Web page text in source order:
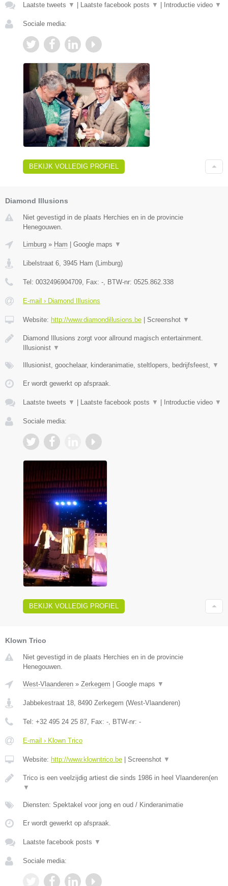
Laatste tweets ▼ Laatste facebook posts ▼ Introductie video ▼
Sociale media:
BEKIJK VOLLEDIG PROFIEL
Diamond Illusions
Niet gevestigd in de plaats Herchies en in de provincie
Henegouwen.
Limburg » Ham Google maps ▼
Libelstraat 6, 3945 Ham (Limburg)
Tel: 0032496904709, Fax: -, BTW-nr: 0525.862.338
E-mail › Diamond Illusions
Website: http://www.diamondillusions.be Screenshot ▼
Diamond Illusions zorgt voor allround magisch entertainment.
Illusionist ▼
Illusionist, goochelaar, kinderanimatie, steltlopers, bedrijfsfeest, ▼
Er wordt gewerkt op afspraak.
Laatste tweets ▼ Laatste facebook posts ▼ Introductie video ▼
Sociale media:
BEKIJK VOLLEDIG PROFIEL
Klown Trico
Niet gevestigd in de plaats Herchies en in de provincie
Henegouwen.
West-Vlaanderen » Zerkegem Google maps ▼
Jabbekestraat 18, 8490 Zerkegem (West-Vlaanderen)
Tel: +32 495 24 25 87, Fax: -, BTW-nr: -
E-mail › Klown Trico
Website: http://www.klowntrico.be Screenshot ▼
Trico is een veelzijdig artiest die sinds 1986 in heel Vlaanderen(en
▼
Diensten: Spektakel voor jong en oud / Kinderanimatie
Er wordt gewerkt op afspraak.
Laatste facebook posts ▼
Sociale media: